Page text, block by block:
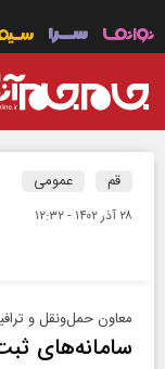
قم عمومی
۲۸ آذر ۱۴۰۲ - ۱۲:۳۲
معاون حمل‌ونقل و
سامانه‌های